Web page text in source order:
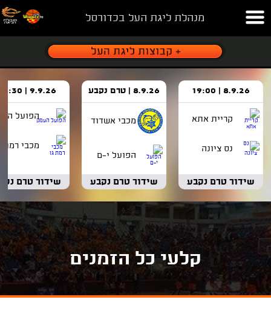
מנהלת ליגת העל בכדורסל
8.9.26 | 19:00
קריית אתא
נס ציונה
שידור טרם נקבע
8.9.26 | טרם נקבע
מכבי אשדוד
הפועל י-ם
שידור טרם נקבע
9.9.26 | 18:30
הפועל
מכבי רמת
שידור טרם
קלעי כל הזמנים